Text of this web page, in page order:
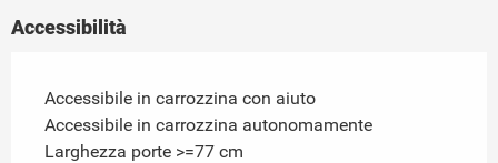
Accessibilità
Accessibile in carrozzina con aiuto
Accessibile in carrozzina autonomamente
Larghezza porte >=77 cm